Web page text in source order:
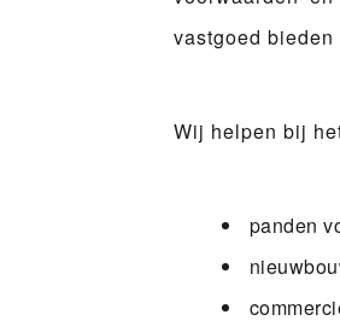
vastgoed bieden
Wij helpen bij
panden